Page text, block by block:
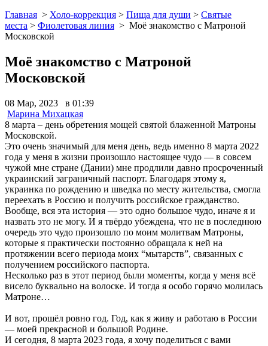
Главная > Холо-коррекция > Пища для души > Святые
места > Фиолетовая линия > Моё знакомство с Матроной
Московской
Моё знакомство с Матроной
Московской
08 Мар, 2023 в 01:39
Марина Михацкая
8 марта – день обретения мощей святой блаженной Матроны
Московской.
Это очень значимый для меня день, ведь именно 8 марта 2022
года у меня в жизни произошло настоящее чудо — в совсем
чужой мне стране (Дании) мне продлили давно просроченный
украинский заграничный паспорт. Благодаря этому я,
украинка по рождению и шведка по месту жительства, смогла
переехать в Россию и получить российское гражданство.
Вообще, вся эта история — это одно большое чудо, иначе я и
назвать это не могу. И я твёрдо убеждена, что не в последнюю
очередь это чудо произошло по моим молитвам Матроны,
которые я практически постоянно обращала к ней на
протяжении всего периода моих “мытарств”, связанных с
получением российского паспорта.
Несколько раз в этот период были моменты, когда у меня всё
висело буквально на волоске. И тогда я особо горячо молилась
Матроне…
И вот, прошёл ровно год. Год, как я живу и работаю в России
— моей прекрасной и большой Родине.
И сегодня, 8 марта 2023 года, я хочу поделиться с вами